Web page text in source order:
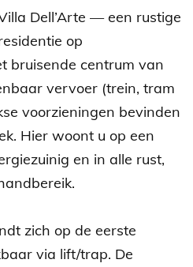
Dell’Arte — een rustige
op
bruisende centrum van
vervoer (trein, tram
voorzieningen bevinden
Hier woont u op een
en in alle rust,
zich op de eerste
via lift/trap. De